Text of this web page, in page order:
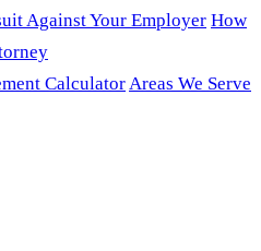
Against Your Employer How
CalculatorAreas We Serve